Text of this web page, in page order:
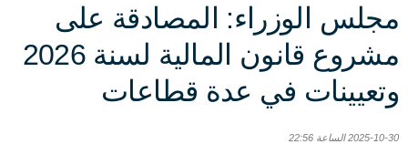
مجلس الوزراء: المصادقة على
مشروع قانون المالية لسنة 2026
وتعيينات في عدة قطاعات
2025-10-30 الساعة 22:56